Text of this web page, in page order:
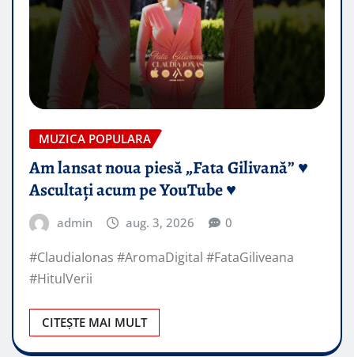
MUZICA POPULARA
Am lansat noua piesă „Fata Gilivană” ♥️
Ascultați acum pe YouTube ♥️
admin aug. 3, 2026 0
#ClaudiaIonas #AromaDigital #FataGiliveana
#HitulVerii
CITEȘTE MAI MULT